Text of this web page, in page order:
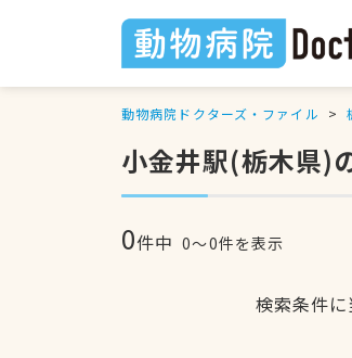
動物病院ドクターズ・ファイル
小金井駅(栃木県)
0件中 0〜0件を表示
検索条件